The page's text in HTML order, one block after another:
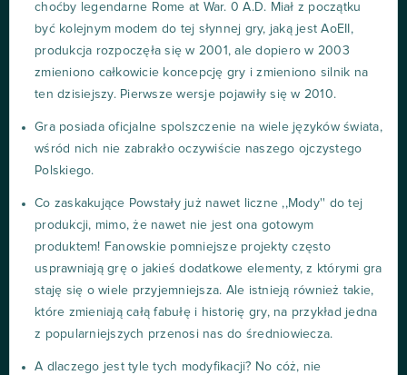
choćby legendarne Rome at War. 0 A.D. Miał z początku
być kolejnym modem do tej słynnej gry, jaką jest AoEII,
produkcja rozpoczęła się w 2001, ale dopiero w 2003
zmieniono całkowicie koncepcję gry i zmieniono silnik na
ten dzisiejszy. Pierwsze wersje pojawiły się w 2010.
Gra posiada oficjalne spolszczenie na wiele języków świata,
wśród nich nie zabrakło oczywiście naszego ojczystego
Polskiego.
Co zaskakujące Powstały już nawet liczne ,,Mody'' do tej
produkcji, mimo, że nawet nie jest ona gotowym
produktem! Fanowskie pomniejsze projekty często
usprawniają grę o jakieś dodatkowe elementy, z którymi gra
staję się o wiele przyjemniejsza. Ale istnieją również takie,
które zmieniają całą fabułę i historię gry, na przykład jedna
z popularniejszych przenosi nas do średniowiecza.
A dlaczego jest tyle tych modyfikacji? No cóż, nie